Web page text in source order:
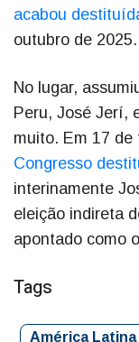
acabou
outubro de 2025.
No lugar,
Peru, José Jerí,
muito. Em 17 de
Congresso
interinamente
eleição indireta
apontado como
Tags
América Latina